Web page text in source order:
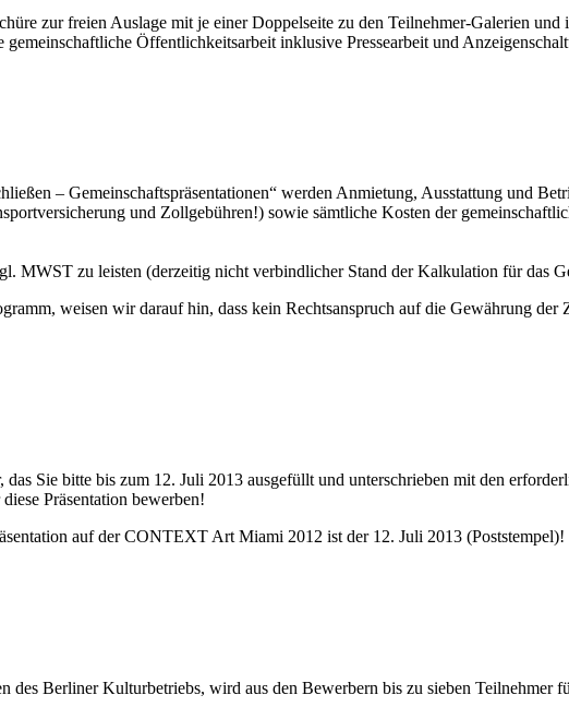
zur freien Auslage mit je einer Doppelseite zu den Teilnehmer-Galerien
Öffentlichkeitsarbeit inklusive Pressearbeit und
– Gemeinschaftspräsentationen“ werden Anmietung, Ausstattung und
und Zollgebühren!) sowie sämtliche Kosten der
MWST zu leisten (derzeitig nicht verbindlicher Stand der Kalkulation für das
weisen wir darauf hin, dass kein Rechtsanspruch auf die Gewährung
Sie bitte bis zum 12. Juli 2013 ausgefüllt und unterschrieben mit den
Präsentation bewerben!
auf der CONTEXT Art Miami 2012 ist der 12. Juli 2013 (Poststempel)!
des Berliner Kulturbetriebs, wird aus den Bewerbern bis zu sieben Teilnehmer